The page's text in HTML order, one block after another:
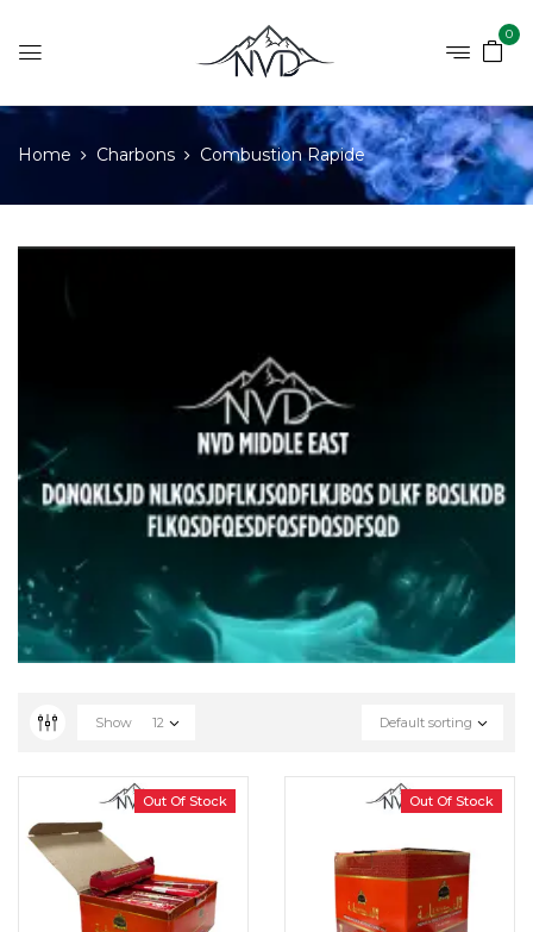
0
Home Charbons Combustion Rapide
Default sorting
Show 12
Out Of Stock Out Of Stock